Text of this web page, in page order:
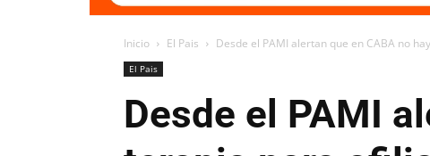
Inicio El Pais Desde el PAMI alertan que en CABA no
El Pais
Desde el PAMI